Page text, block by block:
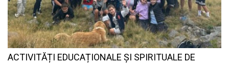
ACTIVITĂȚI EDUCAȚIONALE ȘI SPIRITUALE DE